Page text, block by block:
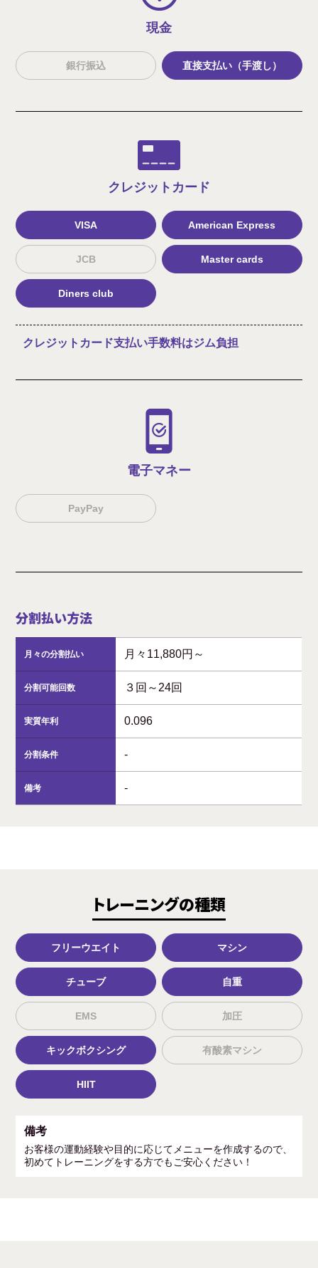
現金
銀行振込 直接支払い（手渡し）
クレジット カード
VISA American Express
JCB Master cards
Diners club
クレジットカード支払い手数料はジム負担
電子マネー
PayPay
分割払い方法
月々の分割払い 月々11,880円～
分割可能回数 ３回～24回
実質年利 0.096
分割条件 -
備考 -
トレーニングの種類
フリーウエイト マシン
チューブ 自重
EMS 加圧
キックボクシング 有酸素マシン
HIIT
備考
お客様の運動経験や目的に応じてメニューを作成するので、
初めてトレーニングをする方でもご安心ください！